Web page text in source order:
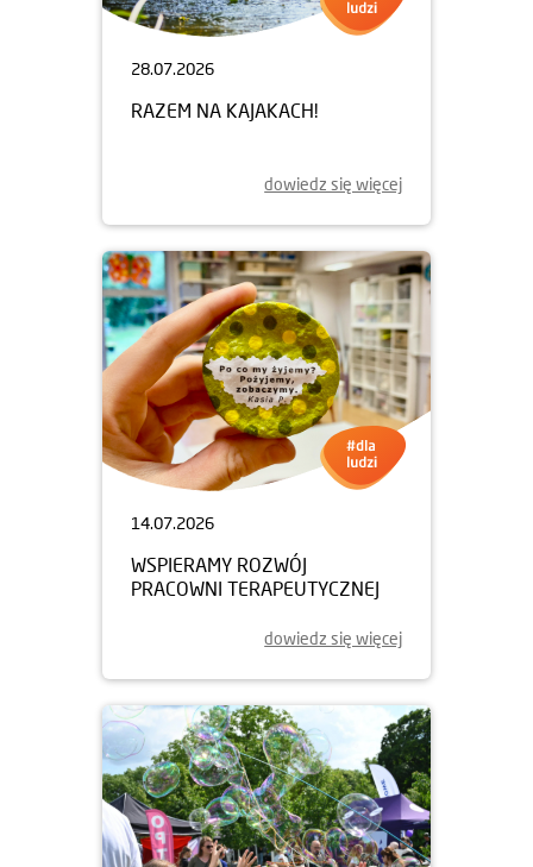
28.07.2026
RAZEM NA KAJAKACH!
dowiedz się więcej
14.07.2026
WSPIERAMY ROZWÓJ
PRACOWNI TERAPEUTYCZNEJ
dowiedz się więcej